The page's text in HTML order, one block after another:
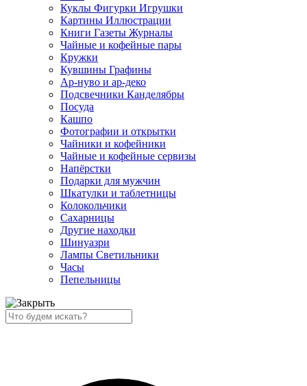
Куклы Фигурки Игрушки
Картины Иллюстрации
Книги Газеты Журналы
Чайные и кофейные пары
Кружки
Кувшины Графины
Ар-нуво и ар-деко
Подсвечники Канделябры
Посуда
Кашпо
Фотографии и открытки
Чайники и кофейники
Чайные и кофейные сервизы
Напёрстки
Подарки для мужчин
Шкатулки и таблетницы
Колокольчики
Сахарницы
Другие находки
Шинуазри
Лампы Светильники
Часы
Пепельницы